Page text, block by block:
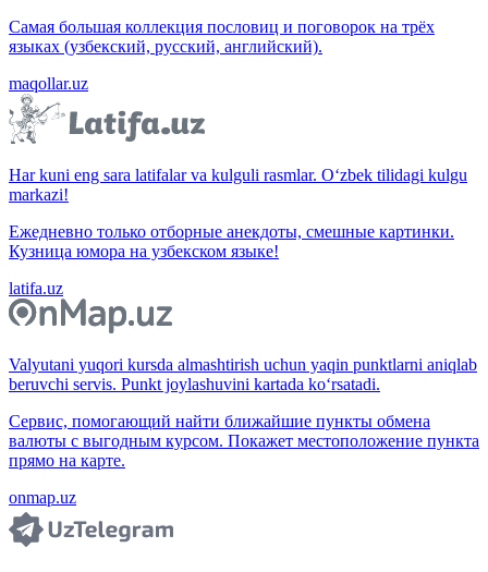
Самая большая коллекция пословиц и поговорок на трёх
языках (узбекский, русский, английский).
maqollar.uz
Har kuni eng sara latifalar va kulguli rasmlar. O‘zbek tilidagi kulgu
markazi!
Ежедневно только отборные анекдоты, смешные картинки.
Кузница юмора на узбекском языке!
latifa.uz
Valyutani yuqori kursda almashtirish uchun yaqin punktlarni aniqlab
beruvchi servis. Punkt joylashuvini kartada ko‘rsatadi.
Сервис, помогающий найти ближайшие пункты обмена
валюты с выгодным курсом. Покажет местоположение пункта
прямо на карте.
onmap.uz